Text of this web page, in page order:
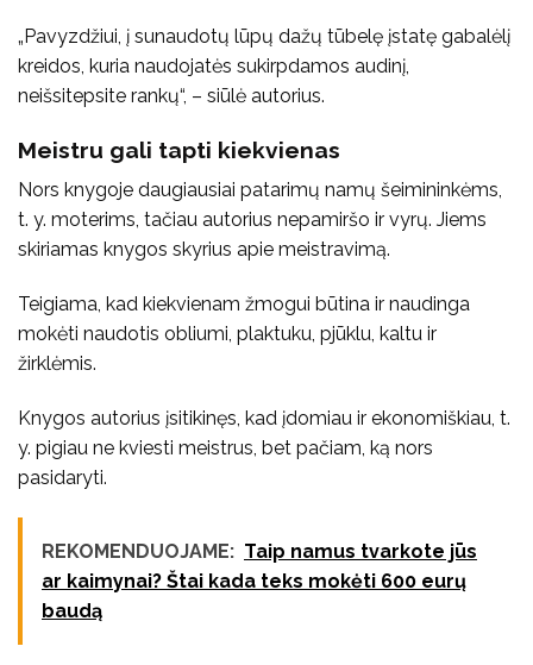
„Pavyzdžiui, į sunaudotų lūpų dažų tūbelę įstatę gabalėlį
kreidos, kuria naudojatės sukirpdamos audinį,
neišsitepsite rankų“, – siūlė autorius.
Meistru gali tapti kiekvienas
Nors knygoje daugiausiai patarimų namų šeimininkėms,
t. y. moterims, tačiau autorius nepamiršo ir vyrų. Jiems
skiriamas knygos skyrius apie meistravimą.
Teigiama, kad kiekvienam žmogui būtina ir naudinga
mokėti naudotis obliumi, plaktuku, pjūklu, kaltu ir
žirklėmis.
Knygos autorius įsitikinęs, kad įdomiau ir ekonomiškiau, t.
y. pigiau ne kviesti meistrus, bet pačiam, ką nors
pasidaryti.
REKOMENDUOJAME: Taip namus tvarkote jūs
ar kaimynai? Štai kada teks mokėti 600 eurų
baudą